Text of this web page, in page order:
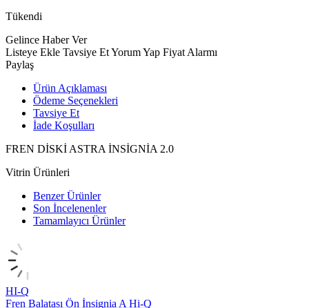
Tükendi
Gelince Haber Ver
Listeye Ekle Tavsiye EtYorum Yap Fiyat Alarmı
Paylaş
Ürün Açıklaması
Ödeme Seçenekleri
Tavsiye Et
İade Koşulları
FREN DİSKİ ASTRA İNSİGNİA 2.0
Vitrin Ürünleri
Benzer Ürünler
Son İncelenenler
Tamamlayıcı Ürünler
HI-Q
Fren Balatası Ön İnsignia A Hi-Q